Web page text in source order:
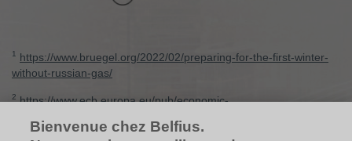
1 https://www.bruegel.org/2022/02/preparing-for-the-first-winter-
without-russian-gas/
2 https://www.ecb.europa.eu/pub/economic-
Bienvenue chez Belfius.